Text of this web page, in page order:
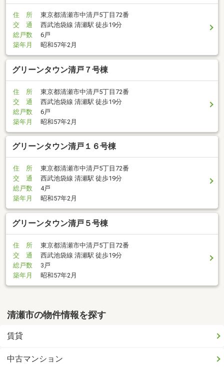
住 所
東京都清瀬市中清戸5丁目72番
交 通
西武池袋線 清瀬駅 徒歩19分
総戸数
6戸
築年月
昭和57年2月
グリーンタウン清戸７号棟
住 所
東京都清瀬市中清戸5丁目72番
交 通
西武池袋線 清瀬駅 徒歩19分
総戸数
6戸
築年月
昭和57年2月
グリーンタウン清戸１６号棟
住 所
東京都清瀬市中清戸5丁目72番
交 通
西武池袋線 清瀬駅 徒歩19分
総戸数
4戸
築年月
昭和57年2月
グリーンタウン清戸５号棟
住 所
東京都清瀬市中清戸5丁目72番
交 通
西武池袋線 清瀬駅 徒歩19分
総戸数
3戸
築年月
昭和57年2月
清瀬市の物件情報を探す
賃貸
中古マンション